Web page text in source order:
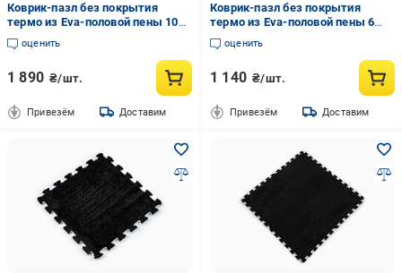
Коврик-пазл без покрытия
термо из Eva-половой пены 10
пазлов площадь 3,6м2 толщина
1 см один цвет 60х60 см Серый
оценить
1 890 ₴/шт.
Привезём Доставим
Коврик-пазл без покрытия
термо из Eva-половой пены 6
пазлов площадь покрытия 2,16
м2 один цвет 60х60 см Серый
оценить
1 140 ₴/шт.
Привезём Доставим